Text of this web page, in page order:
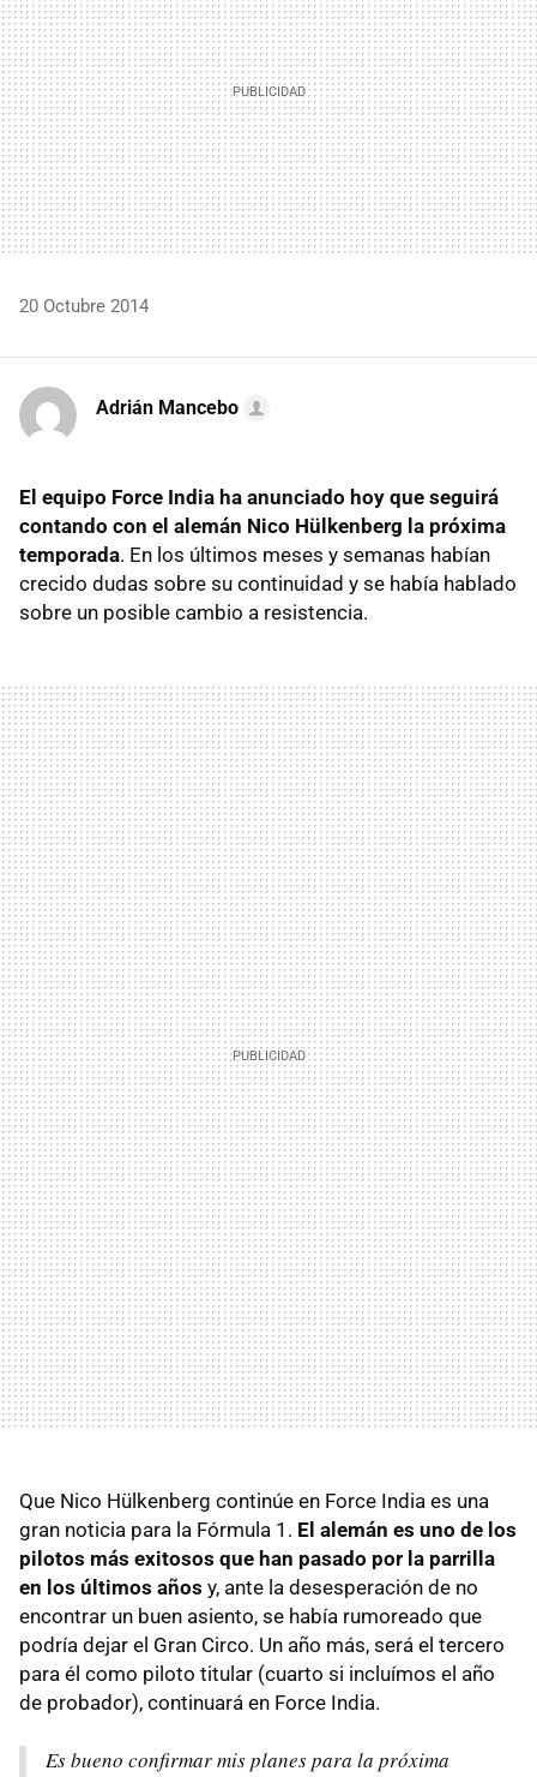
20 Octubre 2014
Adrián Mancebo
El equipo Force India ha anunciado hoy que seguirá
contando con el alemán Nico Hülkenberg la próxima
temporada. En los últimos meses y semanas habían
crecido dudas sobre su continuidad y se había hablado
sobre un posible cambio a resistencia.
Que Nico Hülkenberg continúe en Force India es una
gran noticia para la Fórmula 1. El alemán es uno de los
pilotos más exitosos que han pasado por la parrilla
en los últimos años y, ante la desesperación de no
encontrar un buen asiento, se había rumoreado que
podría dejar el Gran Circo. Un año más, será el tercero
para él como piloto titular (cuarto si incluímos el año
de probador), continuará en Force India.
Es bueno confirmar mis planes para la próxima